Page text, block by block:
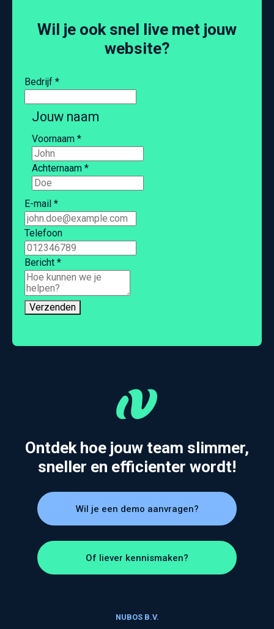
Wil je ook snel live met jouw
website?
Bedrijf *
Jouw naam
Voornaam *
Achternaam *
E-mail *
Telefoon
Bericht *
Verzenden
Ontdek hoe jouw team slimmer,
sneller en efficienter wordt!
Wil je een demo aanvragen?
Of liever kennismaken?
NUBOS B.V.